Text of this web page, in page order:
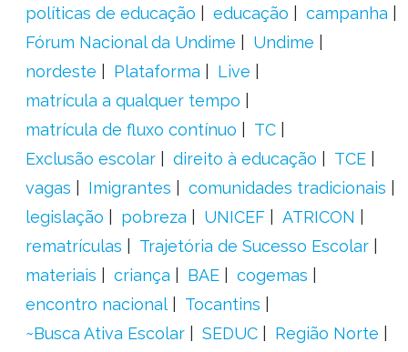
políticas de educação
educação
campanha
Fórum Nacional da Undime
Undime
nordeste
Plataforma
Live
matrícula a qualquer tempo
matrícula de fluxo contínuo
TC
Exclusão escolar
direito à educação
TCE
vagas
Imigrantes
comunidades tradicionais
legislação
pobreza UNICEF
ATRICON
rematrículas
Trajetória de Sucesso Escolar
materiais
criança BAE
cogemas
encontro nacional
Tocantins
~Busca Ativa Escolar
SEDUC
Região Norte